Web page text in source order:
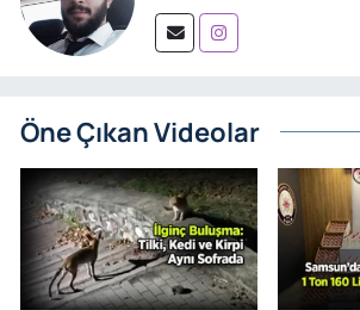
Öne Çıkan Videolar